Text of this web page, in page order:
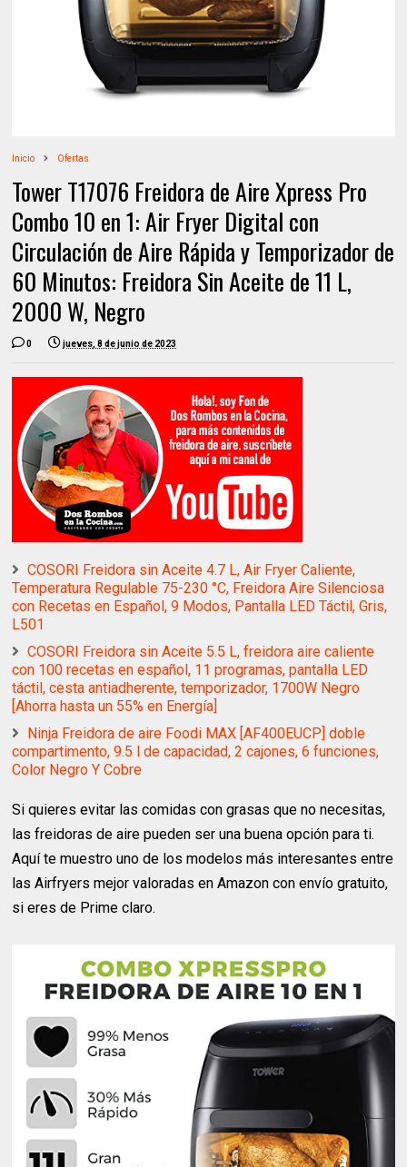
Inicio Ofertas
Tower T17076 Freidora de Aire Xpress Pro
Combo 10 en 1: Air Fryer Digital con
Circulación de Aire Rápida y Temporizador de
60 Minutos: Freidora Sin Aceite de 11 L,
2000 W, Negro
0 jueves, 8 de junio de 2023
COSORI Freidora sin Aceite 4.7 L, Air Fryer Caliente,
Temperatura Regulable 75-230 °C, Freidora Aire Silenciosa
con Recetas en Español, 9 Modos, Pantalla LED Táctil, Gris,
L501
COSORI Freidora sin Aceite 5.5 L, freidora aire caliente
con 100 recetas en español, 11 programas, pantalla LED
táctil, cesta antiadherente, temporizador, 1700W Negro
[Ahorra hasta un 55% en Energía]
Ninja Freidora de aire Foodi MAX [AF400EUCP] doble
compartimento, 9.5 l de capacidad, 2 cajones, 6 funciones,
Color Negro Y Cobre
Si quieres evitar las comidas con grasas que no necesitas,
las freidoras de aire pueden ser una buena opción para ti.
Aquí te muestro uno de los modelos más interesantes entre
las Airfryers mejor valoradas en Amazon con envío gratuito,
si eres de Prime claro.